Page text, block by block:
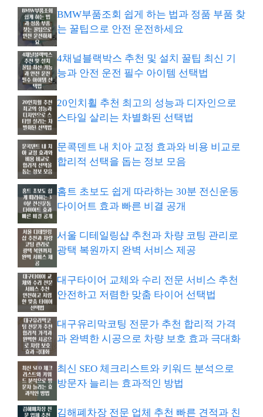
BMW부품조회 쉽게 하는 법과 정품 부품 찾
는 꿀팁으로 안전 운전하세요
4채널블랙박스 추천 및 설치 꿀팁 최신 기
능과 안전 운전 필수 아이템 선택법
20인치휠 추천 최고의 성능과 디자인으로
스타일 살리는 차별화된 선택법
문콕덴트 내 치아 교정 효과와 비용 비교로
합리적 선택을 돕는 정보 모음
홈트 초보도 쉽게 따라하는 30분 전신운동
다이어트 효과 빠른 비결 공개
서울 디테일링샵 추천과 차량 코팅 관리로
광택 복원까지 완벽 서비스 제공
대구타이어 교체와 수리 전문 서비스 추천
안전하고 저렴한 맞춤 타이어 선택법
대구유리막코팅 전문가 추천 합리적 가격
과 완벽한 시공으로 차량 보호 효과 극대화
최신 SEO 체크리스트와 키워드 분석으로
방문자 늘리는 효과적인 방법
김해폐차장 전문 업체 추천 빠른 견적과 친